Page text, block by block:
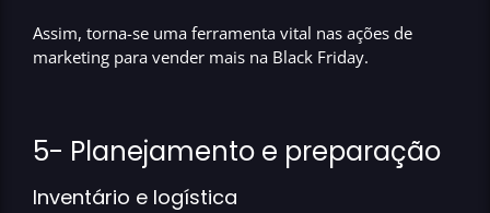
Assim, torna-se uma ferramenta vital nas ações de
marketing para vender mais na Black Friday.
5- Planejamento e preparação
Inventário e logística